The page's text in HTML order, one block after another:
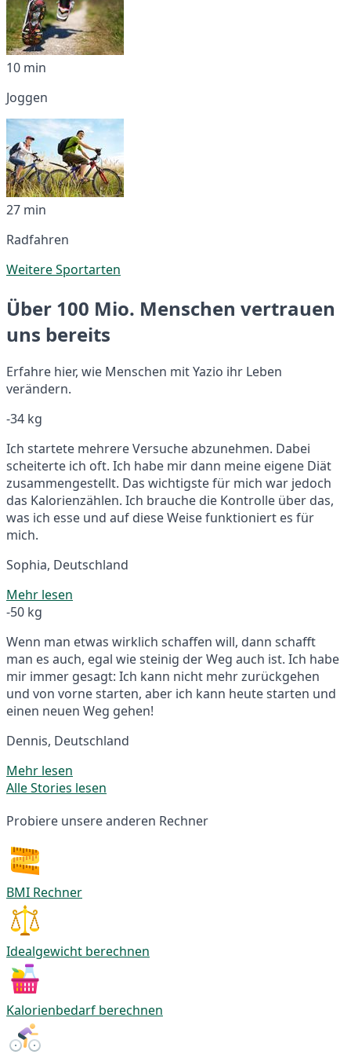
10 min
Joggen
27 min
Radfahren
Weitere Sportarten
Über 100 Mio. Menschen vertrauen
uns bereits
Erfahre hier, wie Menschen mit Yazio ihr Leben
verändern.
-34 kg
Ich startete mehrere Versuche abzunehmen. Dabei
scheiterte ich oft. Ich habe mir dann meine eigene Diät
zusammengestellt. Das wichtigste für mich war jedoch
das Kalorienzählen. Ich brauche die Kontrolle über das,
was ich esse und auf diese Weise funktioniert es für
mich.
Sophia, Deutschland
Mehr lesen
-50 kg
Wenn man etwas wirklich schaffen will, dann schafft
man es auch, egal wie steinig der Weg auch ist. Ich habe
mir immer gesagt: Ich kann nicht mehr zurückgehen
und von vorne starten, aber ich kann heute starten und
einen neuen Weg gehen!
Dennis, Deutschland
Mehr lesen
Alle Stories lesen
Probiere unsere anderen Rechner
BMI Rechner
Idealgewicht berechnen
Kalorienbedarf berechnen